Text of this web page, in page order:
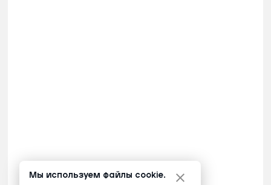
Мы используем файлы cookie.